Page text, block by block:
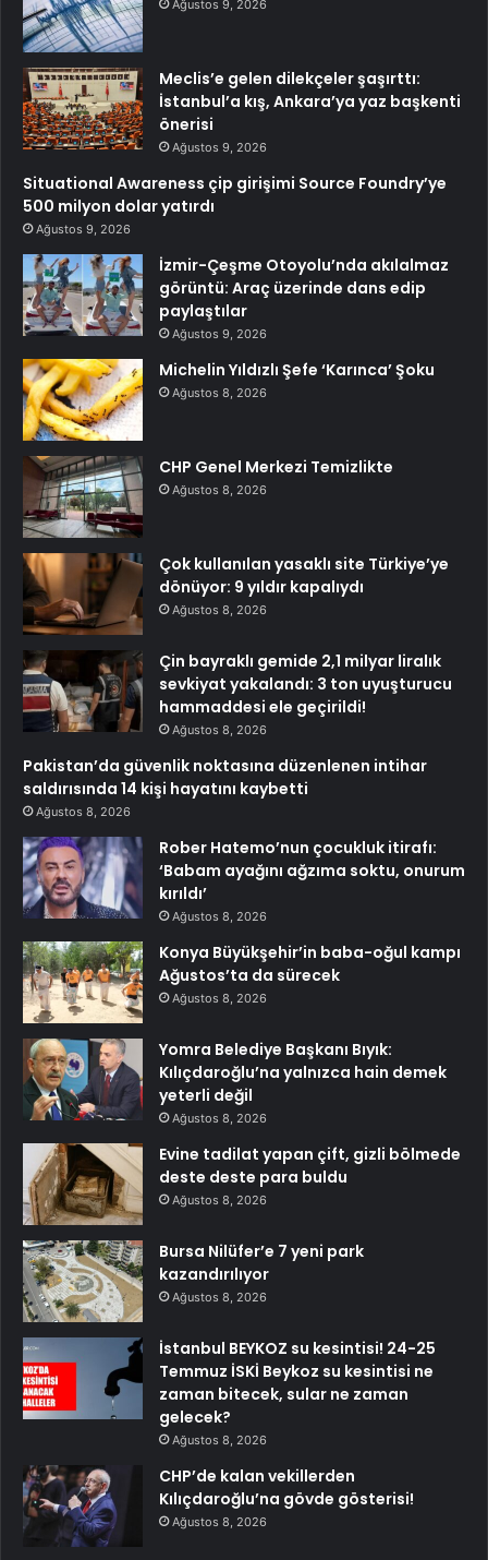
Ağustos 9, 2026
Meclis’e gelen dilekçeler şaşırttı:
İstanbul’a kış, Ankara’ya yaz başkenti
önerisi
Ağustos 9, 2026
Situational Awareness çip girişimi Source Foundry’ye
500 milyon dolar yatırdı
Ağustos 9, 2026
İzmir-Çeşme Otoyolu’nda akılalmaz
görüntü: Araç üzerinde dans edip
paylaştılar
Ağustos 9, 2026
Michelin Yıldızlı Şefe ‘Karınca’ Şoku
Ağustos 8, 2026
CHP Genel Merkezi Temizlikte
Ağustos 8, 2026
Çok kullanılan yasaklı site Türkiye’ye
dönüyor: 9 yıldır kapalıydı
Ağustos 8, 2026
Çin bayraklı gemide 2,1 milyar liralık
sevkiyat yakalandı: 3 ton uyuşturucu
hammaddesi ele geçirildi!
Ağustos 8, 2026
Pakistan’da güvenlik noktasına düzenlenen intihar
saldırısında 14 kişi hayatını kaybetti
Ağustos 8, 2026
Rober Hatemo’nun çocukluk itirafı:
‘Babam ayağını ağzıma soktu, onurum
kırıldı’
Ağustos 8, 2026
Konya Büyükşehir’in baba-oğul kampı
Ağustos’ta da sürecek
Ağustos 8, 2026
Yomra Belediye Başkanı Bıyık:
Kılıçdaroğlu’na yalnızca hain demek
yeterli değil
Ağustos 8, 2026
Evine tadilat yapan çift, gizli bölmede
deste deste para buldu
Ağustos 8, 2026
Bursa Nilüfer’e 7 yeni park
kazandırılıyor
Ağustos 8, 2026
İstanbul BEYKOZ su kesintisi! 24-25
Temmuz İSKİ Beykoz su kesintisi ne
zaman bitecek, sular ne zaman
gelecek?
Ağustos 8, 2026
CHP’de kalan vekillerden
Kılıçdaroğlu’na gövde gösterisi!
Ağustos 8, 2026